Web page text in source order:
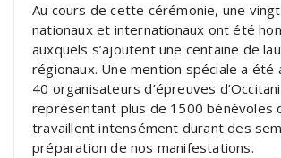
Au cours de cette cérémonie, une
nationaux et internationaux ont été
auxquels s’ajoutent une centaine de
régionaux. Une mention spéciale a été
40 organisateurs d’épreuves
représentant plus de 1500 bénévoles
travaillent intensément durant des
préparation de nos manifestations.